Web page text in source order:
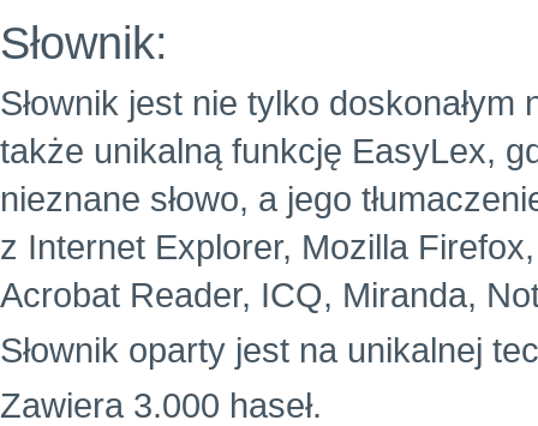
Słownik:
Słownik jest nie tylko
także unikalną funkcję EasyLex,
nieznane słowo, a jego
z Internet Explorer, Mozilla
Acrobat Reader, ICQ, Miranda,
Słownik oparty jest na unikalnej
Zawiera 3.000 haseł.